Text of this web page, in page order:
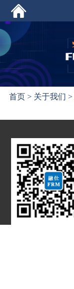
首页> 关于我们 >